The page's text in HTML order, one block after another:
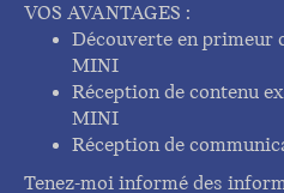
VOS AVANTAGES :
Découverte en primeur
MINI
Réception de contenu
MINI
Réception de
Tenez-moi informé des